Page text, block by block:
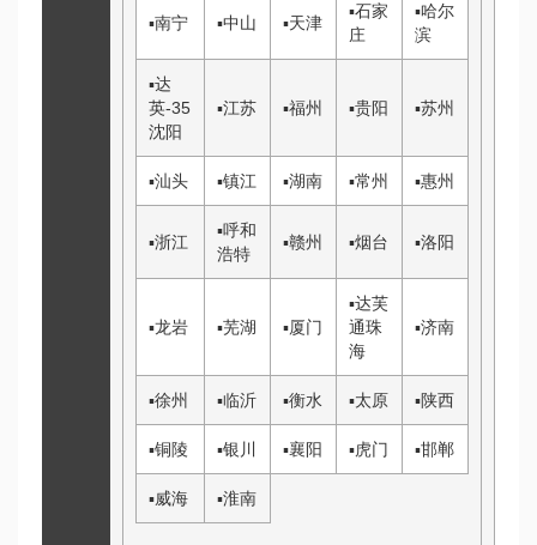
▪南宁 ▪中山 ▪天津
▪石家
庄
▪哈尔
滨
▪达
英-35
沈阳
▪江苏 ▪福州 ▪贵阳 ▪苏州
▪汕头 ▪镇江 ▪湖南 ▪常州 ▪惠州
▪浙江
▪呼和
浩特
▪赣州 ▪烟台 ▪洛阳
▪龙岩 ▪芜湖 ▪厦门
▪达芙
通珠
海
▪济南
▪徐州 ▪临沂 ▪衡水 ▪太原 ▪陕西
▪铜陵 ▪银川 ▪襄阳 ▪虎门 ▪邯郸
▪威海 ▪淮南